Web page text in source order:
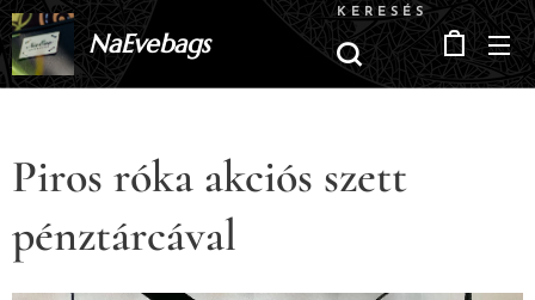
NaEvebags
KERESÉS
Piros róka akciós szett
pénztárcával